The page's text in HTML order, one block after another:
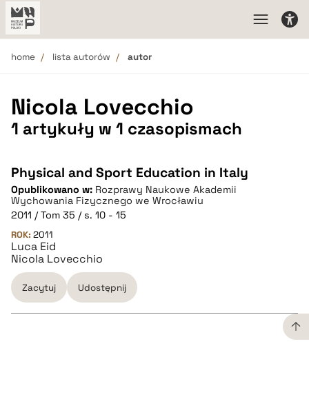
home lista autorów autor
Nicola Lovecchio
1 artykuły w 1 czasopismach
Physical and Sport Education in Italy
Opublikowano w: Rozprawy Naukowe Akademii
Wychowania Fizycznego we Wrocławiu
2011 / Tom 35 / s. 10 - 15
ROK: 2011
Luca Eid
Nicola Lovecchio
Zacytuj Udostępnij